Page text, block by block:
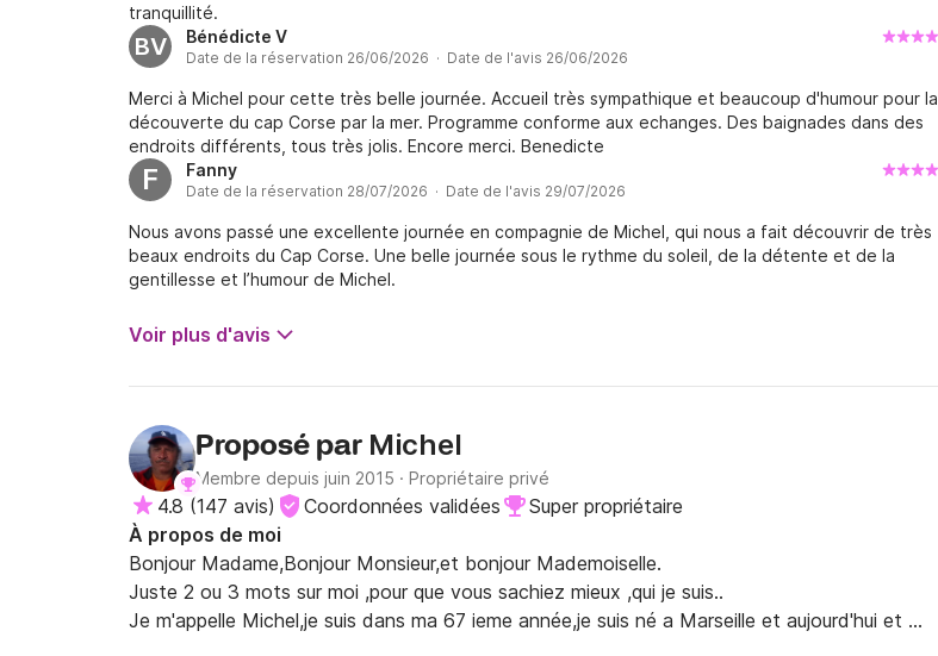
tranquillité.
BV Bénédicte V
Date de la réservation 26/06/2026 · Date de l'avis 26/06/2026
Merci à Michel pour cette très belle journée. Accueil très sympathique et beaucoup d'humour pour la
découverte du cap Corse par la mer. Programme conforme aux echanges. Des baignades dans des
endroits différents, tous très jolis. Encore merci. Benedicte
F Fanny
Date de la réservation 28/07/2026 · Date de l'avis 29/07/2026
Nous avons passé une excellente journée en compagnie de Michel, qui nous a fait découvrir de très
beaux endroits du Cap Corse. Une belle journée sous le rythme du soleil, de la détente et de la
gentillesse et l’humour de Michel.
Voir plus d'avis
Proposé par Michel
Membre depuis juin 2015 · Propriétaire privé
4.8 (147 avis) Coordonnées validées
Super propriétaire
À propos de moi
Bonjour Madame,Bonjour Monsieur,et bonjour Mademoiselle.
Juste 2 ou 3 mots sur moi ,pour que vous sachiez mieux ,qui je suis..
Je m'appelle Michel,je suis dans ma 67 ieme année,je suis né a Marseille et aujourd'hui et